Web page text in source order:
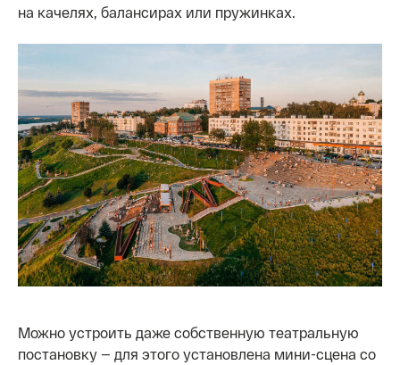
на качелях, балансирах или пружинках.
Можно устроить даже собственную театральную
постановку — для этого установлена мини-сцена со